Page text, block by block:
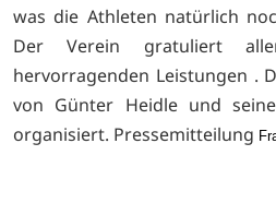
was die Athleten natürlich
Der Verein gratuliert
hervorragenden Leistungen .
von Günter Heidle und
organisiert. Pressemitteilung